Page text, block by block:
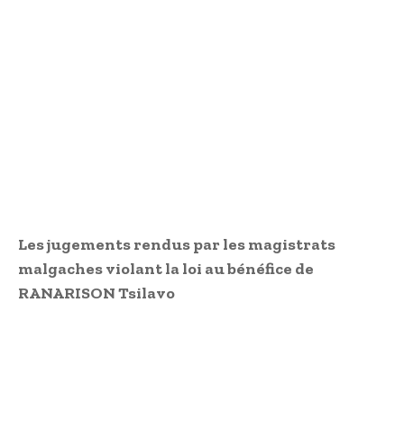
Les jugements rendus par les magistrats
malgaches violant la loi au bénéfice de
RANARISON Tsilavo